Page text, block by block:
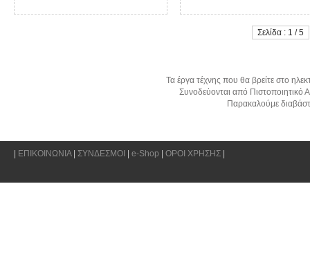
Σελίδα : 1 / 5
Τα έργα τέχνης που θα βρείτε στο
Συνοδεύονται από Πιστοποιητικό
Παρακαλούμε
ΕΠΙΚΟΙΝΩΝΙΑ| ΣΥΝΔΕΣΜΟΙ e-Shop ΟΡΟΙ ΧΡΗΣΗΣ